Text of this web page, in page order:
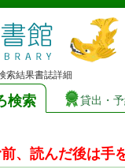
索結果書誌詳細
検索 貸出・
、読んだ後は手